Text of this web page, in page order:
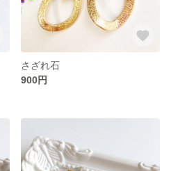
さざれ石
900円